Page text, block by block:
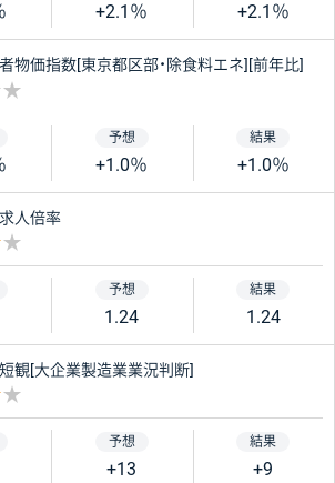
+2.1％ +2.1％
物価指数[東京都区部・除食料エネ][前年比]
+1.0％ +1.0％
人倍率
1.24 1.24
観[大企業製造業業況判断]
+13 +9